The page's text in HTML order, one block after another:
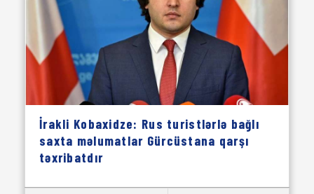
İrakli Kobaxidze: Rus turistlərlə bağlı
saxta məlumatlar Gürcüstana qarşı
təxribatdır